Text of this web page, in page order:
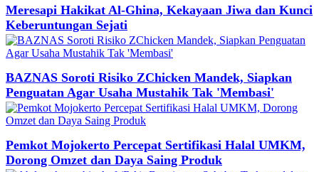
Meresapi Hakikat Al-Ghina, Kekayaan Jiwa dan Kunci
Keberuntungan Sejati
BAZNAS Soroti Risiko ZChicken Mandek, Siapkan
Penguatan Agar Usaha Mustahik Tak 'Membasi'
Pemkot Mojokerto Percepat Sertifikasi Halal UMKM,
Dorong Omzet dan Daya Saing Produk